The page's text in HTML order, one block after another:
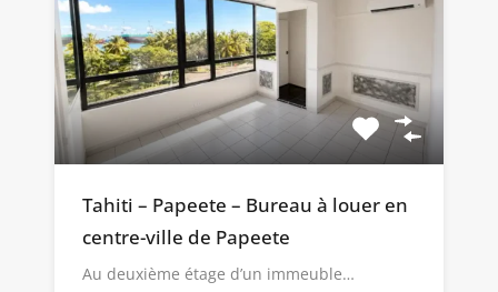
Tahiti – Papeete – Bureau à louer en
centre-ville de Papeete
Au deuxième étage d’un immeuble…